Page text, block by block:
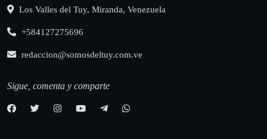
Los Valles del Tuy, Miranda, Venezuela
+584127275696
redaccion@somosdeltuy.com.ve
Sigue, comenta y comparte